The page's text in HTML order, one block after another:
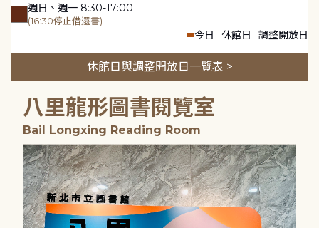
週日、週一 8:30-17:00
(16:30停止借還書)
今日 休館日 調整開放日
休館日與調整開放日一覽表 >
八里龍形圖書閱覽室
Bail Longxing Reading Room